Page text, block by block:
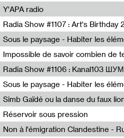
Nastassja Martin
Y'APA radio
Pierrick Mouton
Radio Helsinki
Nastassja Martin
Mélanie Blaison,Mateo Cuin
Radia Show #1106 : Kanal103 ШУМ
Kanal103
Nastassja Martin
Pierrick Mouton,Simb Gaïdé
Réservoir sous pression